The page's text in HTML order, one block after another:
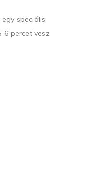
speciális
6 percet vesz